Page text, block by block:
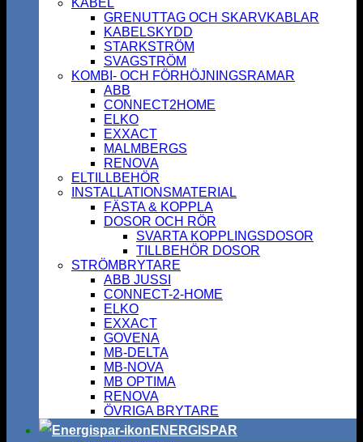
KABEL
GRENUTTAG OCH SKARVKABLAR
KABELSKYDD
STARKSTRÖM
SVAGSTRÖM
KOMBI- OCH FÖRHÖJNINGSRAMAR
ABB
CONNECT2HOME
ELKO
EXXACT
MALMBERGS
RENOVA
ELTILLBEHÖR
INSTALLATIONSMATERIAL
FÄSTA & KOPPLA
DOSOR OCH RÖR
SVARTA KOPPLINGSDOSOR
TILLBEHÖR DOSOR
STRÖMBRYTARE
ABB JUSSI
CONNECT-2-HOME
ELKO
EXXACT
GOVENA
MB-DELTA
MB-NOVA
MB OPTIMA
RENOVA
ÖVRIGA BRYTARE
ENERGISPAR